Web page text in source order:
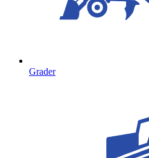
Grader